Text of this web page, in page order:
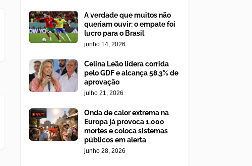
A verdade que muitos não
queriam ouvir: o empate foi
lucro para o Brasil
junho 14, 2026
Celina Leão lidera corrida
pelo GDF e alcança 58,3% de
aprovação
julho 21, 2026
Onda de calor extrema na
Europa já provoca 1.000
mortes e coloca sistemas
públicos em alerta
junho 28, 2026